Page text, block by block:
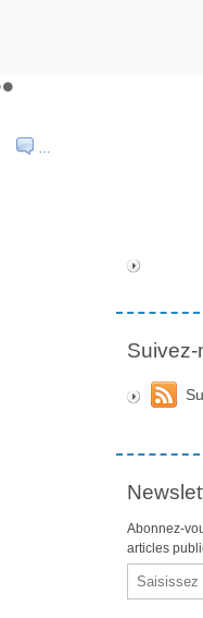
…
Suivez-
Abonnez-
articles
Email